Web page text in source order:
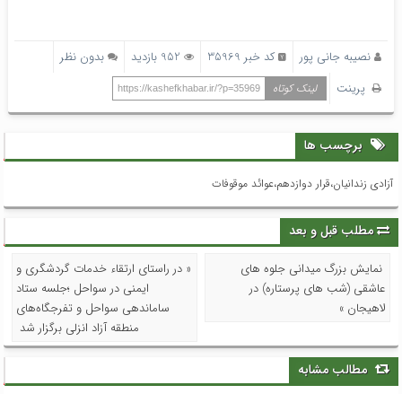
نصیبه جانی پور کد خبر 35969 952 بازدید
بدون نظر
پرینت
لینک کوتاه https://kashefkhabar.ir/?p=35969
برچسب ها
آزادی زندانیان،قرار دوازدهم،عوائد موقوفات
مطلب قبل و بعد
نمایش بزرگ میدانی جلوه های
عاشقی (شب های پرستاره) در
لاهیجان »
« در راستای ارتقاء خدمات گردشگری و
ایمنی در سواحل ؛جلسه ستاد
ساماندهی سواحل و تفرجگاه‌های
منطقه آزاد انزلی برگزار شد
مطالب مشابه